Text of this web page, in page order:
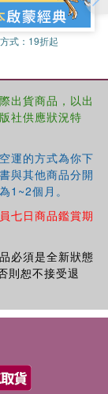
to go out
式： 19折起
出貨商品，以出
社供應狀況特
運的方式為你下
與其他商品分開
1~2個月。
七日商品鑑賞期
必須是全新狀態
則恕不接受退